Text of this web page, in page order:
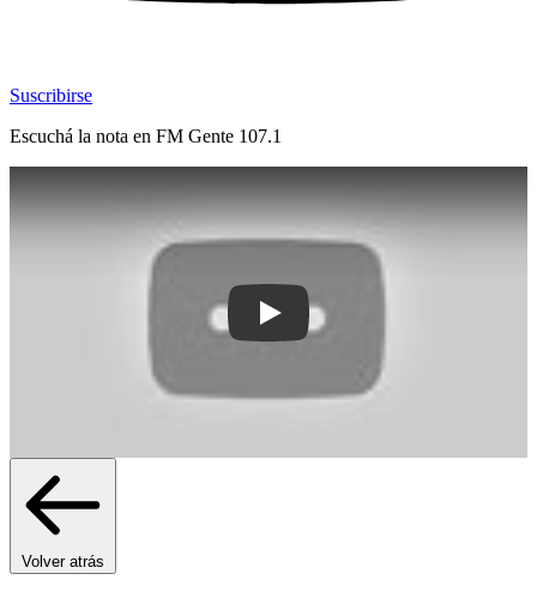
Suscribirse
Escuchá la nota en FM Gente 107.1
Play: Eduardo Elinger: “Tenemos
Volver atrás